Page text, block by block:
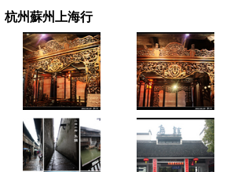
杭州蘇州上海行